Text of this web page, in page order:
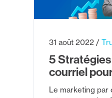
5
courriel
31 août 2022
Le marketing par